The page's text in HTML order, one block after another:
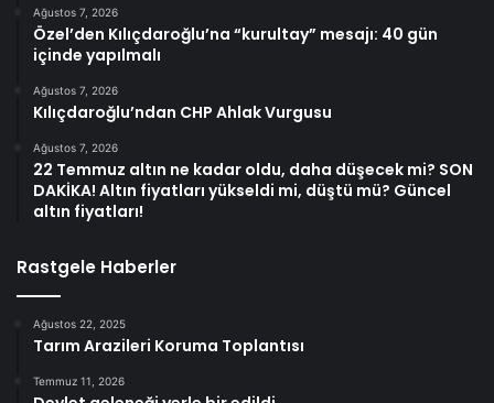
Ağustos 7, 2026
Özel’den Kılıçdaroğlu’na “kurultay” mesajı: 40 gün
içinde yapılmalı
Ağustos 7, 2026
Kılıçdaroğlu’ndan CHP Ahlak Vurgusu
Ağustos 7, 2026
22 Temmuz altın ne kadar oldu, daha düşecek mi? SON
DAKİKA! Altın fiyatları yükseldi mi, düştü mü? Güncel
altın fiyatları!
Rastgele Haberler
Ağustos 22, 2025
Tarım Arazileri Koruma Toplantısı
Temmuz 11, 2026